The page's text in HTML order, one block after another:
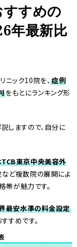
すめの
年最新比
ニック10院を、症例
をもとにランキング形
しますので、自分に
TCB東京中央美容外
など複数院の展開によ
帯が魅力です。
最安水準の料金設定
すめです。